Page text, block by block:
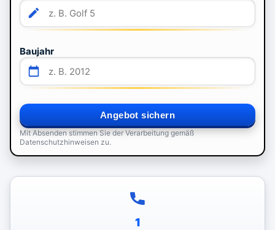
Baujahr
Angebot sichern
Mit Absenden stimmen Sie der Verarbeitung gemäß
Datenschutzhinweisen zu.
1